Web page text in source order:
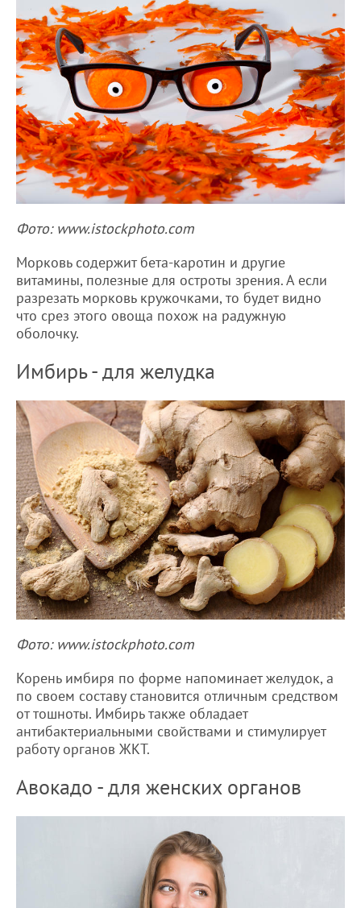
Фото: www.istockphoto.com
Морковь содержит бета-каротин и другие
витамины, полезные для остроты зрения. А если
разрезать морковь кружочками, то будет видно
что срез этого овоща похож на радужную
оболочку.
Имбирь - для желудка
Фото: www.istockphoto.com
Корень имбиря по форме напоминает желудок, а
по своем составу становится отличным средством
от тошноты. Имбирь также обладает
антибактериальными свойствами и стимулирует
работу органов ЖКТ.
Авокадо - для женских органов